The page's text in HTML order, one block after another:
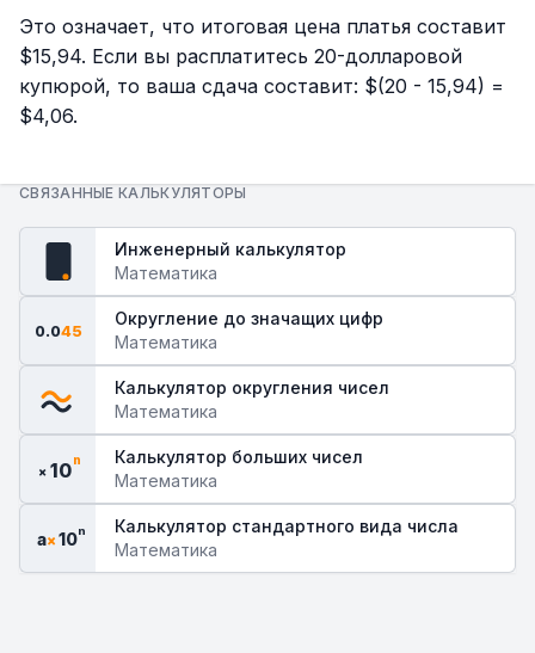
Это означает, что итоговая цена платья составит
$15,94. Если вы расплатитесь 20-долларовой
купюрой, то ваша сдача составит: $(20 - 15,94) =
$4,06.
СВЯЗАННЫЕ КАЛЬКУЛЯТОРЫ
Инженерный калькулятор
Математика
0.045
Округление до значащих цифр
Математика
Калькулятор округления чисел
Математика
× 10n
Калькулятор больших чисел
Математика
a×10n
Калькулятор стандартного вида числа
Математика